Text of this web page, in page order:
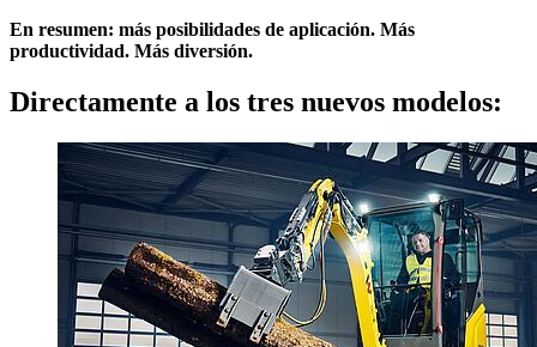
En resumen: más posibilidades de aplicación. Más
productividad. Más diversión.
Directamente a los tres nuevos modelos: